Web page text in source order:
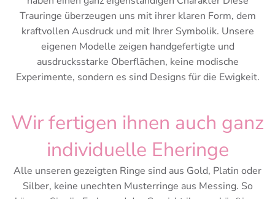
Trauringe überzeugen uns mit ihrer klaren Form, dem
kraftvollen Ausdruck und mit Ihrer Symbolik. Unsere
eigenen Modelle zeigen handgefertigte und
ausdrucksstarke Oberflächen, keine modische
Experimente, sondern es sind Designs für die Ewigkeit.
Wir fertigen ihnen auch ganz
individuelle Eheringe
Alle unseren gezeigten Ringe sind aus Gold, Platin oder
Silber, keine unechten Musterringe aus Messing. So